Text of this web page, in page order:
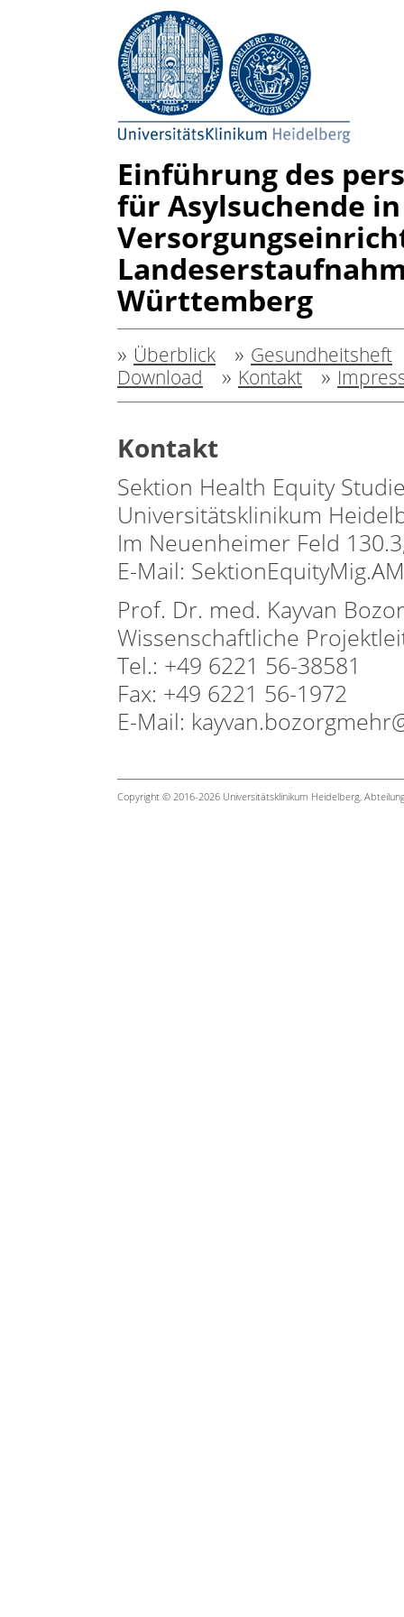
Einführung des
für Asylsuchende
Württemberg
» Überblick » Gesundheitsheft
Download» Kontakt»
Kontakt
Sektion Health Equity
Universitätsklinikum
Im Neuenheimer Feld
E-Mail:
Prof. Dr. med. Kayvan
Wissenschaftliche
Tel.: +49 6221 56-38581
Fax: +49 6221 56-1972
E-Mail:
Copyright © 2016-2026 Universitätsklinikum Heidelberg,